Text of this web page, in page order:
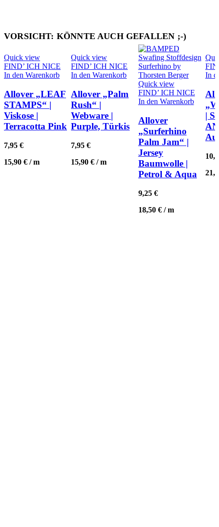
VORSICHT: KÖNNTE AUCH GEFALLEN ;-)
Quick view
FIND’ ICH NICE
In den Warenkorb
Allover „LEAF
STAMPS“ |
Viskose |
Terracotta Pink
7,95 €
15,90 € /m
Quick view
FIND’ ICH NICE
In den Warenkorb
Allover „Palm
Rush“ |
Webware |
Purple, Türkis
7,95€
15,90€ /m
Quick view
FIND’ ICH NICE
In den Warenkorb
Allover
„Surferhino
Palm Jam“ |
Jersey
Baumwolle |
Petrol & Aqua
9,25 €
18,50 €/m
In
|